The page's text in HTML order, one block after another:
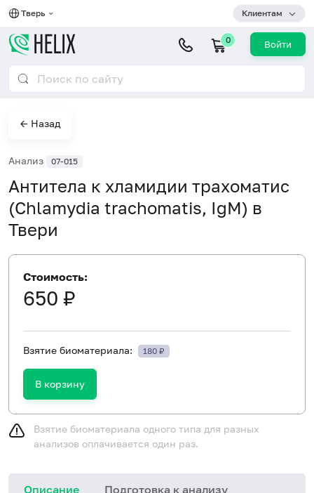
Тверь Клиентам
0 Войти
← Назад
Анализ 07-015
Антитела к хламидии трахоматис
(Chlamydia trachomatis, IgM) в
Твери
Стоимость:
650 ₽
Взятие биоматериала: 180 ₽
В корзину
Взятие биоматериала одного типа для разных
анализов оплачивается один раз.
Описание Подготовка к анализу